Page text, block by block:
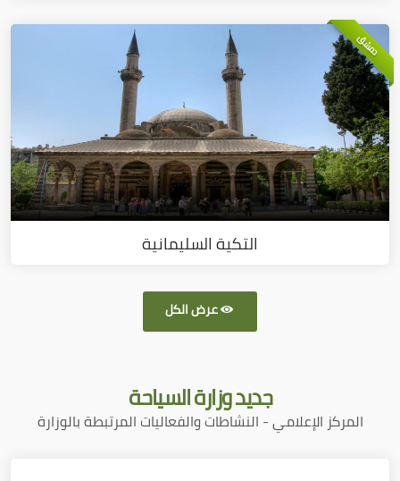
دمشق
التكية السليمانية
عرض الكل
جديدوزارة السياحة
المركز الإعلامي - النشاطات والفعاليات المرتبطة بالوزارة